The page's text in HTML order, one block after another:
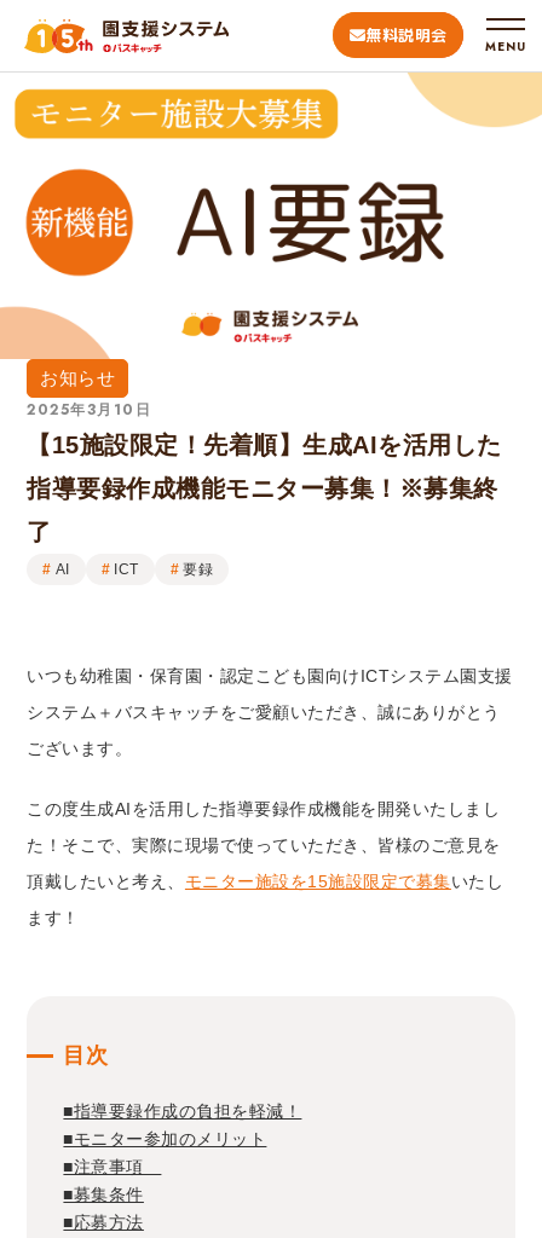
無料説明会
MENU
お知らせ
2025年3月10日
【15施設限定！先着順】生成AIを活用した
指導要録作成機能モニター募集！※募集終
了
AI ICT 要録
いつも幼稚園・保育園・認定こども園向けICTシステム園支援
システム＋バスキャッチをご愛顧いただき、誠にありがとう
ございます。
この度生成AIを活用した指導要録作成機能を開発いたしまし
た！そこで、実際に現場で使っていただき、皆様のご意見を
頂戴したいと考え、 モニター施設を15施設限定で募集いたし
ます！
目次
■指導要録作成の負担を軽減！
■モニター参加のメリット
■注意事項
■募集条件
■応募方法